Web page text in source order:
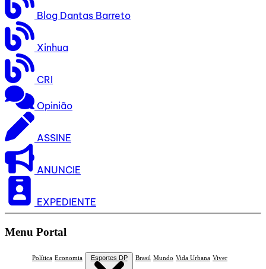
Blog Dantas Barreto
Xinhua
CRI
Opinião
ASSINE
ANUNCIE
EXPEDIENTE
Menu Portal
Política Economia Esportes DP Brasil Mundo Vida Urbana Viver